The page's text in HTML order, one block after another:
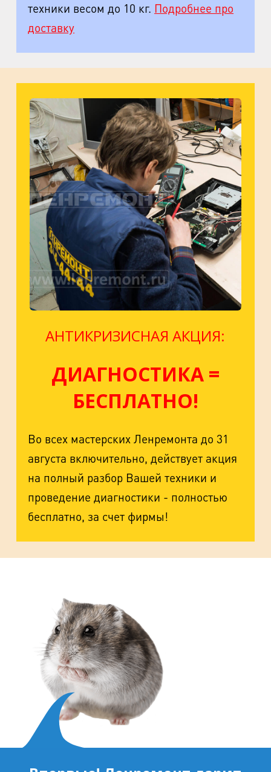
техники весом до 10 кг. Подробнее про
доставку
АНТИКРИЗИСНАЯ АКЦИЯ:
ДИАГНОСТИКА =
БЕСПЛАТНО!
Во всех мастерских Ленремонта до 31
августа включительно, действует акция
на полный разбор Вашей техники и
проведение диагностики - полностью
бесплатно, за счет фирмы!